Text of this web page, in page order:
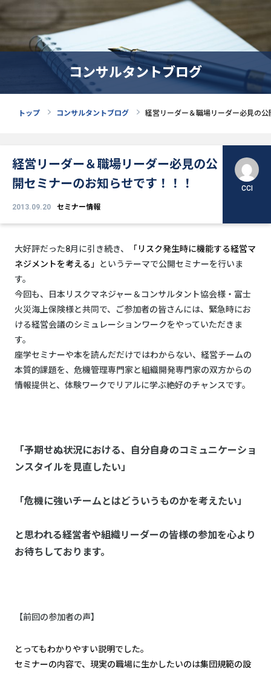
コンサルタントブログ
トップ コンサルタントブログ 経営リーダー＆職場リーダー必見の
経営リーダー＆職場リーダー必見の公
開セミナーのお知らせです！！！
2013.09.20 セミナー情報
CCI
大好評だった8月に引き続き、
「リスク発生時に機能する経営マ
ネジメントを考える」
というテーマで公開セミナーを行いま
す。
今回も、日本リスクマネジャー＆コンサルタント協会様・富士
火災海上保険様と共同で、ご参加者の皆さんには、緊急時にお
ける経営会議のシミュレーションワークをやっていただきま
す。
座学セミナーや本を読んだだけではわからない、経営チームの
本質的課題を、危機管理専門家と組織開発専門家の双方からの
情報提供と、体験ワークでリアルに学ぶ絶好のチャンスです。
「予期せぬ状況における、自分自身のコミュニケーショ
ンスタイルを見直したい」
「危機に強いチームとはどういうものかを考えたい」
と思われる経営者や組織リーダーの皆様の参加を心より
お待ちしております。
【前回の参加者の声】
とってもわかりやすい説明でした。
セミナーの内容で、現実の職場に生かしたいのは集団規範の設